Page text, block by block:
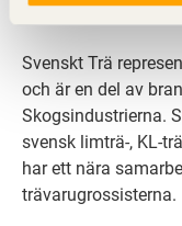
inspirera, utbilda
Svenskt Trä
och är en del av
Skogsindustrierna.
svensk limträ-, KL-
har ett nära
trävarugrossisterna.